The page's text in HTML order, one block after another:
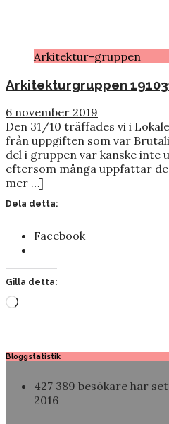
Arkitektur-gruppen
Arkitekturgruppen
6 november 2019
Den 31/10 träffades vi i
från uppgiften som var
del i gruppen var kanske inte
eftersom många uppfattar
mer …]
Dela detta:
Facebook
Gilla detta:
Laddar
Bloggstatistik
427 389 besökare har
2016